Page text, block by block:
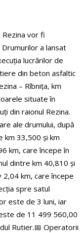
Rezina vor fi
a lansat
lucrărilor de
din beton asfaltic
– Rîbnița, km
situate în
din raionul Rezina.
ale drumului, după
km 33,500 și km
km, care începe în
dintre km 40,810 și
km, care începe
spre satul
este de 3 luni, iar
de 11 499 560,00
Rutier.📅 Operatorii